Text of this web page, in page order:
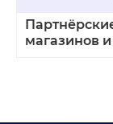
магазинов